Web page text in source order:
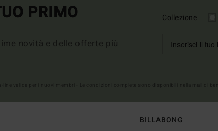
PRIMO
novità e delle offerte più
Collezione
BILLABONG